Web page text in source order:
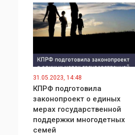
31.05.2023, 14:48
КПРФ подготовила
законопроект о единых
мерах государственной
поддержки многодетных
семей